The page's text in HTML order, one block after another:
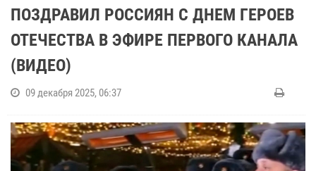
ПОЗДРАВИЛ РОССИЯН С ДНЕМ ГЕРОЕВ
ОТЕЧЕСТВА В ЭФИРЕ ПЕРВОГО КАНАЛА
(ВИДЕО)
09 декабря 2025, 06:37